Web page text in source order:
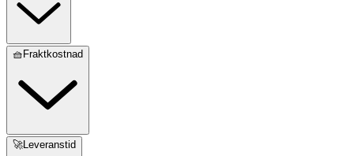
🧺Fraktkostnad
🚀Leveranstid